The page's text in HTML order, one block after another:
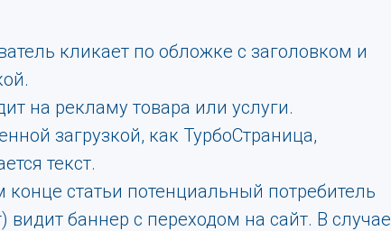
кликает по обложке с заголовком и
на рекламу товара или услуги.
загрузкой, как ТурбоСтраница,
текст.
конце статьи потенциальный потребитель
видит баннер с переходом на сайт. В случае